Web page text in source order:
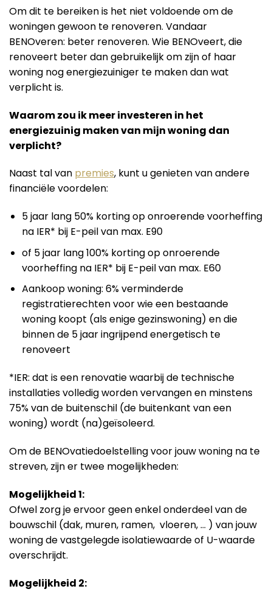
Om dit te bereiken is het niet voldoende om de
woningen gewoon te renoveren. Vandaar
BENOveren: beter renoveren. Wie BENOveert, die
renoveert beter dan gebruikelijk om zijn of haar
woning nog energiezuiniger te maken dan wat
verplicht is.
Waarom zou ik meer investeren in het
energiezuinig maken van mijn woning dan
verplicht?
Naast tal van premies, kunt u genieten van andere
financiële voordelen:
5 jaar lang 50% korting op onroerende voorheffing
na IER* bij E-peil van max. E90
of 5 jaar lang 100% korting op onroerende
voorheffing na IER* bij E-peil van max. E60
Aankoop woning: 6% verminderde
registratierechten voor wie een bestaande
woning koopt (als enige gezinswoning) en die
binnen de 5 jaar ingrijpend energetisch te
renoveert
*IER: dat is een renovatie waarbij de technische
installaties volledig worden vervangen en minstens
75% van de buitenschil (de buitenkant van een
woning) wordt (na)geïsoleerd.
Om de BENOvatiedoelstelling voor jouw woning na te
streven, zijn er twee mogelijkheden:
Mogelijkheid 1:
Ofwel zorg je ervoor geen enkel onderdeel van de
bouwschil (dak, muren, ramen, vloeren, … ) van jouw
woning de vastgelegde isolatiewaarde of U-waarde
overschrijdt.
Mogelijkheid 2: